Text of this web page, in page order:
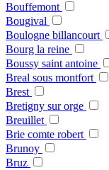
Bouffemont
Bougival
Boulogne billancourt
Bourg la reine
Boussy saint antoine
Breal sous montfort
Brest
Bretigny sur orge
Breuillet
Brie comte robert
Brunoy
Bruz